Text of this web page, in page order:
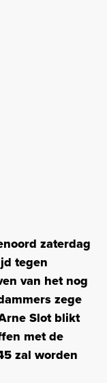
zaterdag
tegen
van het nog
zege
Slot blikt
met de
zal worden